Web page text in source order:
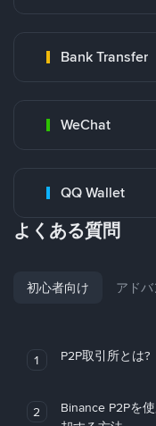
Bank Transfer
WeChat
QQ Wallet
よくある質問
初心者向け アドバ
1 P2P取引所とは?
2
Binance P2Pを